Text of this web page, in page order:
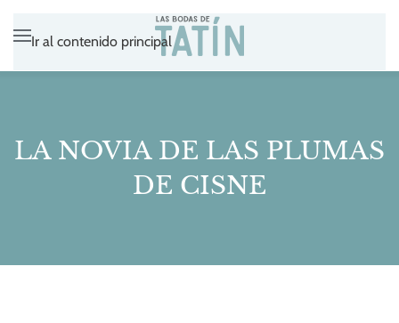
Ir al contenido principal
LA NOVIA DE LAS PLUMAS
DE CISNE